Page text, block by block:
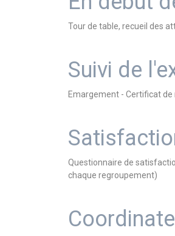
Tour de table, recueil des
Suivi de
Emargement - Certificat
Questionnaire de
chaque regroupement)